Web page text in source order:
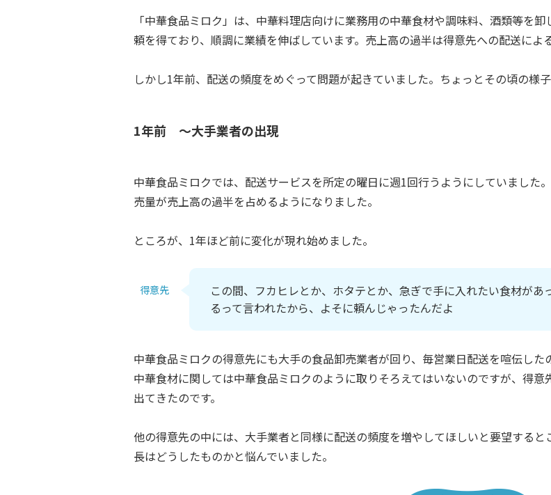
「中華食品ミロク」は、中華料理店向けに業務用の中華食材や調味料、酒類等を
頼を得ており、順調に業績を伸ばしています。売上高の過半は得意先への配送によ
しかし1年前、配送の頻度をめぐって問題が起きていました。ちょっとその頃の様子
1年前 ～大手業者の出現
中華食品ミロクでは、配送サービスを所定の曜日に週1回行うようにしていました
売量が売上高の過半を占めるようになりました。
ところが、1年ほど前に変化が現れ始めました。
得意先
この間、フカヒレとか、ホタテとか、急ぎで手に入れたい食材が
るって言われたから、よそに頼んじゃったんだよ
中華食品ミロクの得意先にも大手の食品卸売業者が回り、毎営業日配送を喧伝した
中華食材に関しては中華食品ミロクのように取りそろえてはいないのですが、得
出てきたのです。
他の得意先の中には、大手業者と同様に配送の頻度を増やしてほしいと要望する
長はどうしたものかと悩んでいました。